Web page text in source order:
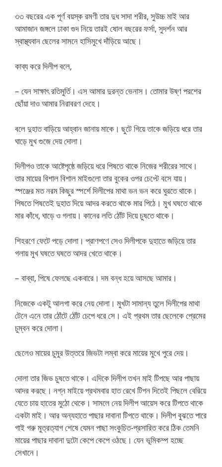
৩৩ বছরের এক পূর্ণ বয়স্ক রমণী তার দুধ সাদা শরীর, সুউচ্চ মাই আর
আমাজান জঙ্গলে ঢাকা গুদ নিয়ে তারই ষোল বছরের ফর্সা, সুদর্শন আর
স্বাস্থ্যবান ছেলের সামনে হাসিমুখে দাঁড়িয়ে আছে।
কাব্য করে দিলীপ বলে,
– যেন সাক্ষাৎ রতিমুর্তি। এস আমার দুরন্ত ভেনাস। তোমার উষ্ণ পরশের
ছোঁয়া দাও আমার নিরাবরণ দেহে।
বলে দুহাত বাড়িয়ে আহ্বান জানায় মাকে। ছুটে গিয়ে তাকে জড়িয়ে ধরে তার
ঘাড়ে মুখ গুজে দেয় দোলা।
দিলীপও তাকে আষ্টেপৃষ্ঠে জড়িয়ে ধরে পিষতে থাকে নিজের শরীরের সাথে।
তার মায়ের বিশাল বিশাল মাইগুলো তার বুকের ওপর চেপ্টে বসে যায়।
স্পঞ্জের মত নরম কিছুর স্পর্শে দিলীপের মাথা ভন ভন করে ঘুরতে থাকে।
পিষতে পিষতেই দুহাত দিয়ে আদর করতে থাকে মার পিঠে। মুখ ঘষতে থাকে
মার কাঁধে, ঘাড়ে ও গলায়। কানের লতি ঠোঁট দিয়ে চুষতে থাকে।
শিহরণে ফেটে পড়ে দোলা। প্রাণপণে সেও দিলীপকে দুহাতে জড়িয়ে তার
গলায় মুখ ঘষতে ঘষতে আদর খেতে থাকে।
– বাব্বা, পিষে ফেলছে একবারে। দম বন্ধ হয়ে আসছে আমার।
নিজেকে একটু আলগা করে নেয় দোলা। মুখটা সামান্য তুলে দিলীপের মাথা
টেনে এনে তার ঠোঁটে ঠোঁট চেপে ধরে সে। এই প্রথম তার ছেলেকে প্রেমের
চুম্বন করে দোলা।
ছেলেও মায়ের চুমুর উত্তরে জিভটা লম্বা করে মায়ের মুখে পুরে দেয়।
দোলা তার জিভ চুষতে থাকে। এদিকে দিলীপ তখন মাই টিপছে আর পাছায়
আদর করছে। নগ্ন মাইয়ে প্রথমবার হাত রেখে টিপন দিতেই পিছলে বেরিয়ে
যেতে চায় হাতের মুঠো থেকে। সামলে নেয় দিলীপ আয়েস করে টিপতে থাকে
একটা মাই। আর অন্যহাতে পাছার দাবানা টিপতে থাকে। দিলীপ বুঝতে পারে
গাই গরু মুত্রত্যাগ শেষে যেমন পাছা সংকুচিত-প্রসারিত করে ঠিক তেমনি
মায়ের পাছার দাবানা দুটো কেপে কেপে ওঠছে। যেন ভূমিকম্প হচ্ছে
সেখানে।